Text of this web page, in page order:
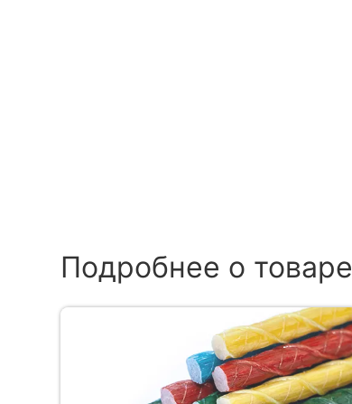
Подробнее о товаре